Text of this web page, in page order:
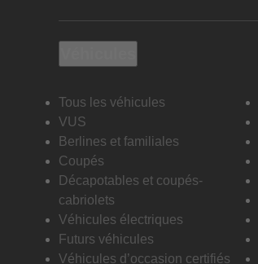
Tous les véhicules
VUS
Berlines et familiales
Coupés
Décapotables et coupés-
cabriolets
Véhicules électriques
Futurs véhicules
Véhicules d’occasion certifiés